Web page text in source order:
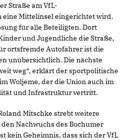
Straße am VfL-
eine Mittelinsel eingerichtet wird.
für alle Beteiligten. Dort
und Jugendliche die Straße,
ortsfremde Autofahrer ist die
unübersichtlich. Die nächste
weg“, erklärt der sportpolitische
Woljeme, der die Union auch im
und Infrastruktur vertritt.
Mitschke strebt weitere
Nachwuchs des Bochumer
kein Geheimnis, dass sich der VfL